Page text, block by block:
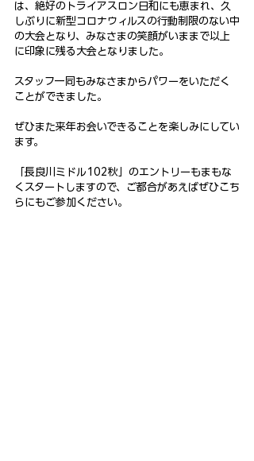
は、絶好のトライアスロン日和にも恵まれ、久
しぶりに新型コロナウィルスの行動制限のない中
の大会となり、みなさまの笑顔がいままで以上
に印象に残る大会となりました。
スタッフ一同もみなさまからパワーをいただく
ことができました。
ぜひまた来年お会いできることを楽しみにしてい
ます。
「長良川ミドル102秋」のエントリーもまもな
くスタートしますので、ご都合があえばぜひこち
らにもご参加ください。